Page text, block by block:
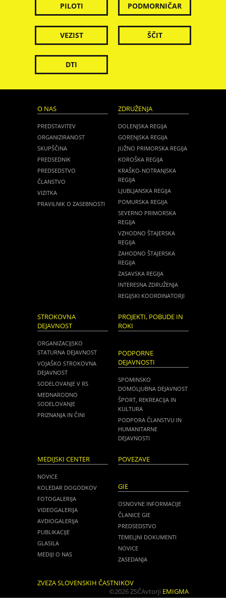
PILOTI PODMORNIČAR
VEZIST ŠČIT
DTI
O NAS
PREDSTAVITEV
ORGANIZIRANOST
SKUPŠČINA
PREDSEDNIK
PREDSEDSTVO
ČLANSTVO
VIZITKA
PRAVILNIK O ZASEBNOSTI
ZDRUŽENJA
DOLENJSKA REGIJA
GORENJSKA REGIJA
JUŽNO PRIMORSKA REGIJA
KOROŠKA REGIJA
KRAŠKO-NOTRANJSKA
REGIJA
LJUBLJANSKA REGIJA
POMURSKA REGIJA
SEVERNO PRIMORSKA
REGIJA
VZHODNO ŠTAJERSKA
REGIJA
ZAHODNO ŠTAJERSKA
REGIJA
ZASAVSKA REGIJA
INTERESNA ZDRUŽENJA
REGIJSKI KOORDINATORJI
STROKOVNA
DEJAVNOST
ORGANIZACIJSKO
STATURNA DEJAVNOST
VOJAŠKO STROKOVNA
DEJAVNOST
SODELOVANJE V RS
MEDNARODNO
SODELOVANJE
PRIZNANJA IN ČINI
PROJEKTI, POBUDE IN
ROKI
PODPORNE
DEJAVNOSTI
SPOMINSKO
DOMOLJUBNA DEJAVNOST
ŠPORT, REKREACIJA IN
KULTURA
PODPORA ČLANSTVU IN
HUMANITARNE
DEJAVNOSTI
MEDIJSKI CENTER
NOVICE
KOLEDAR DOGODKOV
FOTOGALERIJA
VIDEOGALERIJA
AVDIOGALERIJA
PUBLIKACIJE
GLASILA
MEDIJI O NAS
POVEZAVE
GIE
OSNOVNE INFORMACIJE
ČLANICE GIE
PREDSEDSTVO
TEMELJNI DOKUMENTI
NOVICE
ZASEDANJA
ZVEZA SLOVENSKIH ČASTNIKOV
©2026 ZSČAvtorji EMIGMA